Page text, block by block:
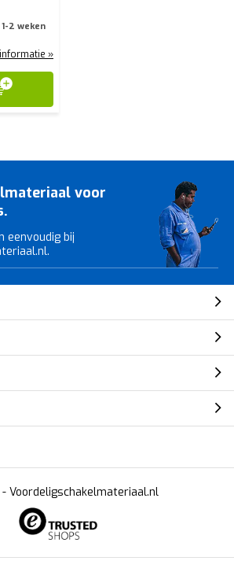
1-2 weken
»
voor
eenvoudig bij
Voordeligschakelmateriaal.nl